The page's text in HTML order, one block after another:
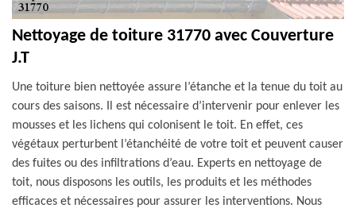
Nettoyage de toiture 31770 avec Couverture
J.T
Une toiture bien nettoyée assure l’étanche et la tenue du toit au
cours des saisons. Il est nécessaire d’intervenir pour enlever les
mousses et les lichens qui colonisent le toit. En effet, ces
végétaux perturbent l’étanchéité de votre toit et peuvent causer
des fuites ou des infiltrations d’eau. Experts en nettoyage de
toit, nous disposons les outils, les produits et les méthodes
efficaces et nécessaires pour assurer les interventions. Nous